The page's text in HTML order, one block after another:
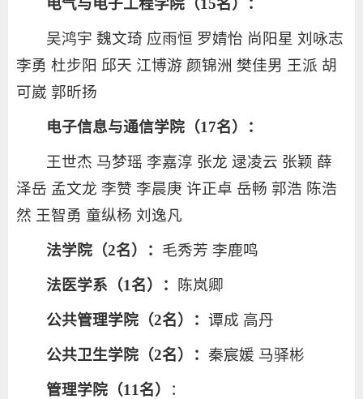
吴鸿宇 魏文琦 应雨恒 罗婧怡 尚阳星 刘咏志
李勇 杜步阳 邱天 江博游 颜锦洲 樊佳男 王派 胡
可崴 郭昕扬
电子信息与通信学院（17名）：
王世杰 马梦瑶 李嘉淳 张龙 逯凌云 张颖 薛
泽岳 孟文龙 李赞 李晨庚 许正卓 岳畅 郭浩 陈浩
然 王智勇 童纵杨 刘逸凡
法学院（2名）： 毛秀芳 李鹿鸣
法医学系（1名）： 陈岚卿
公共管理学院（2名）：谭成 高丹
公共卫生学院（2名）：秦宸媛 马驿彬
管理学院（11名） ：